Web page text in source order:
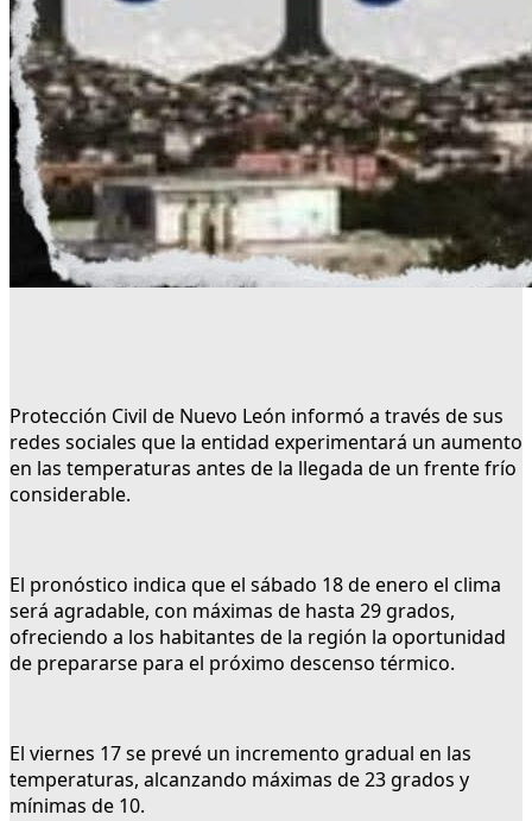
Protección Civil de Nuevo León informó a través de sus
redes sociales que la entidad experimentará un aumento
en las temperaturas antes de la llegada de un frente frío
considerable.
El pronóstico indica que el sábado 18 de enero el clima
será agradable, con máximas de hasta 29 grados,
ofreciendo a los habitantes de la región la oportunidad
de prepararse para el próximo descenso térmico.
El viernes 17 se prevé un incremento gradual en las
temperaturas, alcanzando máximas de 23 grados y
mínimas de 10.